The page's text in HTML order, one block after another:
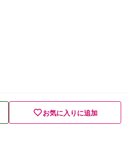
お気に入りに追加